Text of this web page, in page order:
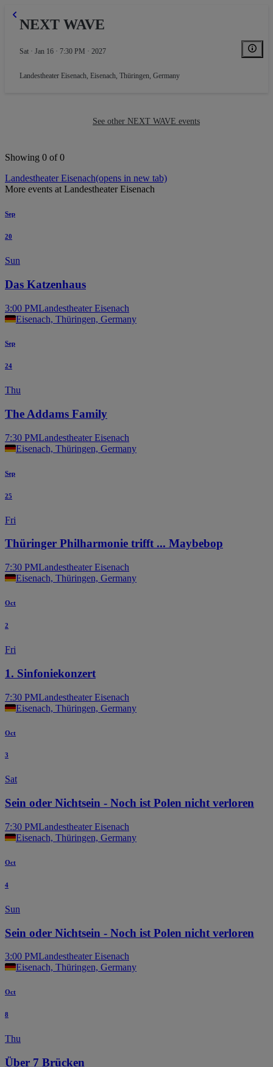
NEXT WAVE
Sat · Jan 16 · 7:30 PM · 2027
Landestheater Eisenach, Eisenach, Thüringen, Germany
See other NEXT WAVE events
Showing 0 of 0
Landestheater Eisenach(opens in new tab)
More events at Landestheater Eisenach
Sep
20
Sun
Das Katzenhaus
3:00 PMLandestheater Eisenach
Eisenach, Thüringen, Germany
Sep
24
Thu
The Addams Family
7:30 PMLandestheater Eisenach
Eisenach, Thüringen, Germany
Sep
25
Fri
Thüringer Philharmonie trifft ... Maybebop
7:30 PMLandestheater Eisenach
Eisenach, Thüringen, Germany
Oct
2
Fri
1. Sinfoniekonzert
7:30 PMLandestheater Eisenach
Eisenach, Thüringen, Germany
Oct
3
Sat
Sein oder Nichtsein - Noch ist Polen nicht verloren
7:30 PMLandestheater Eisenach
Eisenach, Thüringen, Germany
Oct
4
Sun
Sein oder Nichtsein - Noch ist Polen nicht verloren
3:00 PMLandestheater Eisenach
Eisenach, Thüringen, Germany
Oct
8
Thu
Über 7 Brücken